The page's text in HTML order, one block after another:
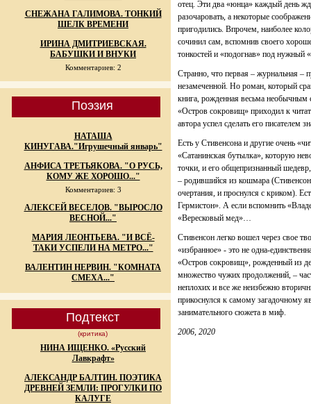
СНЕЖАНА ГАЛИМОВА. ТОНКИЙ
ШЕЛК ВРЕМЕНИ
ИРИНА ДМИТРИЕВСКАЯ.
БАБУШКИ И ВНУКИ
Комментариев: 2
Поэзия
НАТАША
КИНУГАВА."Игрушечный январь"
АНФИСА ТРЕТЬЯКОВА. "О РУСЬ,
КОМУ ЖЕ ХОРОШО..."
Комментариев: 3
АЛЕКСЕЙ ВЕСЕЛОВ. "ВЫРОСЛО
ВЕСНОЙ..."
МАРИЯ ЛЕОНТЬЕВА. "И ВСЁ-
ТАКИ УСПЕЛИ НА МЕТРО..."
ВАЛЕНТИН НЕРВИН. "КОМНАТА
СМЕХА..."
Подтекст
(критика)
НИНА ИЩЕНКО. «Русский
Лавкрафт»
АЛЕКСАНДР БАЛТИН. ПОЭТИКА
ДРЕВНЕЙ ЗЕМЛИ: ПРОГУЛКИ ПО
КАЛУГЕ
отец. Эти два «юнца» каждый день
разочаровать, а некоторые
пригодились. Впрочем, наиболее
сочинил сам, вспомнив своего
тонкостей и «подогнав» под нужный
Странно, что первая – журнальная –
незамеченной. Но роман, который
книга, рожденная весьма необычным
«Остров сокровищ» приходил к
автора успел сделать его писателем
Есть у Стивенсона и другие очень
«Сатанинская бутылка», которую
точки, и его общепризнанный
– родившийся из кошмара
очертания, и проснулся с криком).
Гермистон». А если вспомнить
«Вересковый мед»…
Стивенсон легко вошел через свое
«избранное» - это не одна-
«Остров сокровищ», рожденный из
множество чужих продолжений, –
неплохих и все же неизбежно
прикоснулся к самому загадочному
занимательного сюжета в миф.
2006, 2020